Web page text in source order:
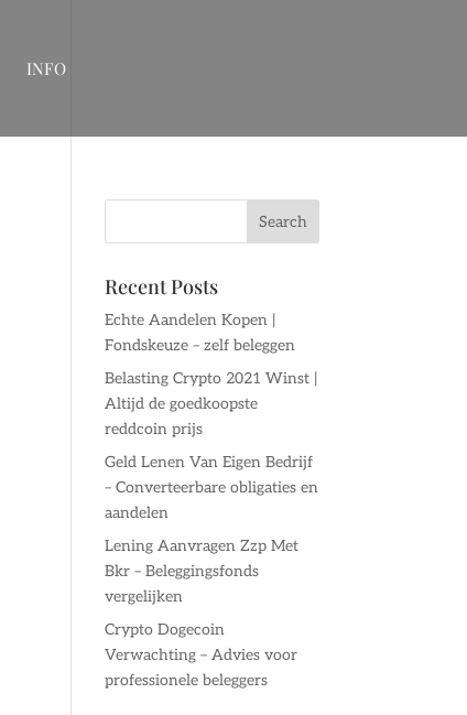
INFO
Recent Posts
Echte Aandelen Kopen |
Fondskeuze – zelf beleggen
Belasting Crypto 2021 Winst |
Altijd de goedkoopste
reddcoin prijs
Geld Lenen Van Eigen Bedrijf
– Converteerbare obligaties en
aandelen
Lening Aanvragen Zzp Met
Bkr – Beleggingsfonds
vergelijken
Crypto Dogecoin
Verwachting – Advies voor
professionele beleggers